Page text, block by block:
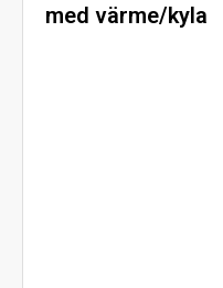
med värme/kyla